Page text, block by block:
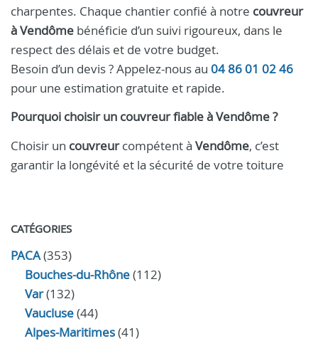
charpentes. Chaque chantier confié à notre couvreur
à Vendôme bénéficie d’un suivi rigoureux, dans le
respect des délais et de votre budget.
Besoin d’un devis ? Appelez-nous au 04 86 01 02 46
pour une estimation gratuite et rapide.
Pourquoi choisir un couvreurfiable àVendôme?
Choisir un couvreurcompétent à Vendôme, c’est
garantir la longévité et la sécurité de votre toiture
CATÉGORIES
PACA(353)
Bouches-du-Rhône(112)
Var(132)
Vaucluse(44)
Alpes-Maritimes(41)